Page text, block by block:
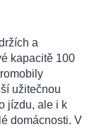
a
kapacitě 100
užitečnou
jízdu, ale i k
domácnosti. V